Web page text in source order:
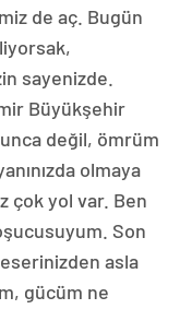
de aç. Bugün
sayenizde.
Büyükşehir
değil, ömrüm
olmaya
çok yol var. Ben
Son
asla
gücüm ne